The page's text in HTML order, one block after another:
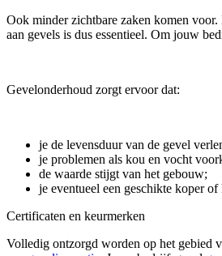
Ook minder zichtbare zaken komen
aan gevels is dus essentieel. Om jouw
Gevelonderhoud zorgt ervoor dat:
je de levensduur van de gevel
je problemen als kou en vocht
de waarde stijgt van het gebouw;
je eventueel een geschikte koper
Certificaten en keurmerken
Volledig ontzorgd worden op het gebied